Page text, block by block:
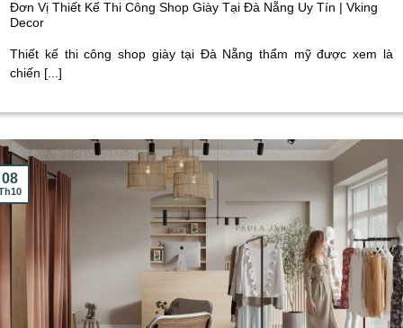
Đơn Vị Thiết Kế Thi Công Shop Giày Tại Đà Nẵng Uy Tín | Vking
Decor
Thiết kế thi công shop giày tại Đà Nẵng thẩm mỹ được xem là
chiến [...]
08